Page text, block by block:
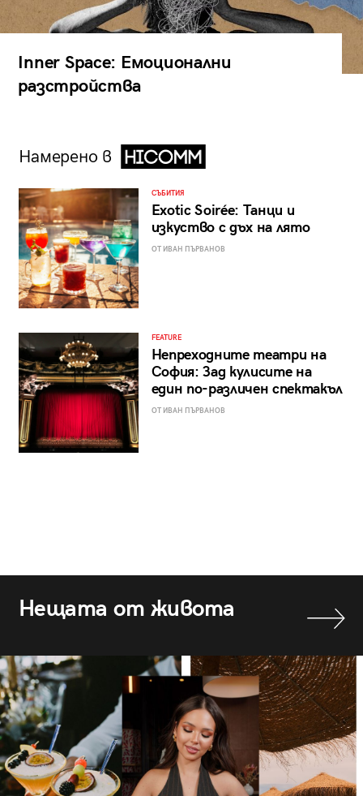
Inner Space: Емоционални
разстройства
Намерено в
СЪБИТИЯ
Exotic Soirée: Танци и
изкуство с дъх на лято
ОТ ИВАН ПЪРВАНОВ
FEATURE
Непреходните театри на
София: Зад кулисите на
един по-различен спектакъл
ОТ ИВАН ПЪРВАНОВ
Нещата от живота